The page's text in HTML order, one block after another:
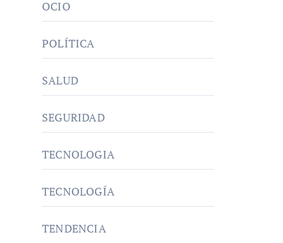
OCIO
POLÍTICA
SALUD
SEGURIDAD
TECNOLOGIA
TECNOLOGÍA
TENDENCIA